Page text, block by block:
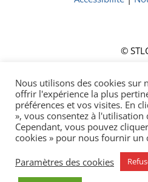
©
© STLCF. Tous
Nous utilisons des cookies sur
offrir l'expérience la plus
préférences et vos visites. En
», vous consentez à l'utilisation
Cependant, vous pouvez
cookies » pour nous fournir un
Paramètres des cookies